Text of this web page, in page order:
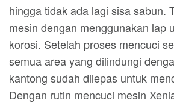
hingga tidak ada lagi sisa sabun.
mesin dengan menggunakan lap
korosi. Setelah proses mencuci
semua area yang dilindungi
kantong sudah dilepas untuk
Dengan rutin mencuci mesin